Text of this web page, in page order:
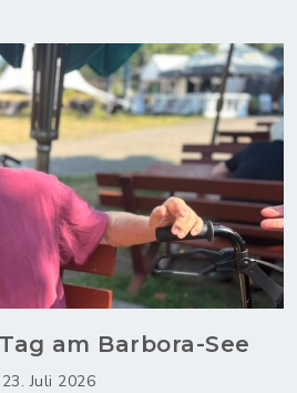
am Barbora-See
23. Juli 2026